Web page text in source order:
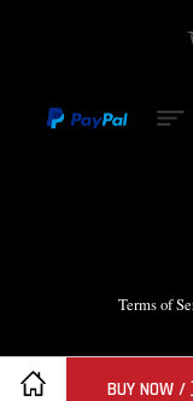
BUY NOW
Terms of